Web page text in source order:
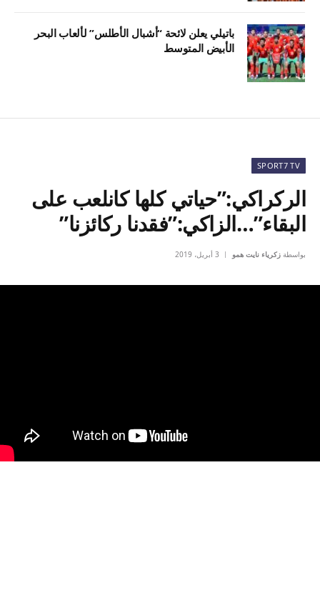
باتيلي يعلن لائحة “أشبال الأطلس” لألعاب البحر
الأبيض المتوسط
SPORT7 TV
الركراكي:”حياتي كلها كانلعب على
البقاء”…الزاكي:”فقدنا ركائزنا”
بواسطة زكرياء نايت همو 3 أبريل، 2019